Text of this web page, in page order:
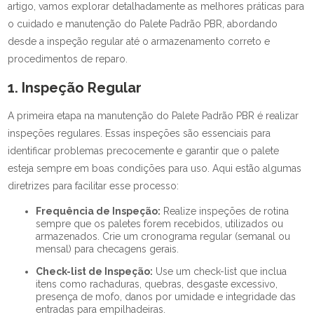
artigo, vamos explorar detalhadamente as melhores práticas para
o cuidado e manutenção do Palete Padrão PBR, abordando
desde a inspeção regular até o armazenamento correto e
procedimentos de reparo.
1. Inspeção Regular
A primeira etapa na manutenção do Palete Padrão PBR é realizar
inspeções regulares. Essas inspeções são essenciais para
identificar problemas precocemente e garantir que o palete
esteja sempre em boas condições para uso. Aqui estão algumas
diretrizes para facilitar esse processo:
Frequência de Inspeção: Realize inspeções de rotina
sempre que os paletes forem recebidos, utilizados ou
armazenados. Crie um cronograma regular (semanal ou
mensal) para checagens gerais.
Check-list de Inspeção: Use um check-list que inclua
itens como rachaduras, quebras, desgaste excessivo,
presença de mofo, danos por umidade e integridade das
entradas para empilhadeiras.